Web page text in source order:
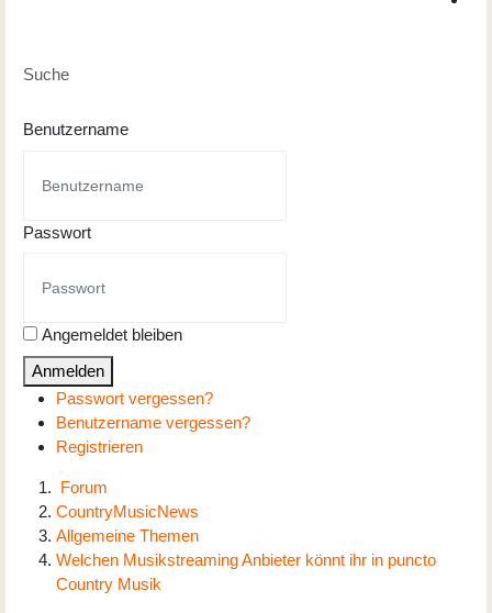
Suche
Benutzername
Passwort
Angemeldet bleiben
Anmelden
Passwort vergessen?
Benutzername vergessen?
Registrieren
Forum
CountryMusicNews
Allgemeine Themen
Welchen Musikstreaming Anbieter könnt ihr in puncto
Country Musik